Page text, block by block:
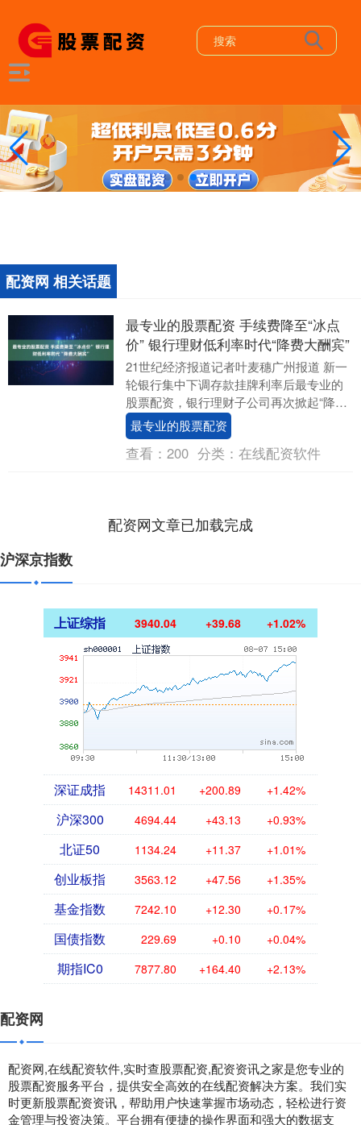
配资网 相关话题
最专业的股票配资 手续费降至“冰点
价” 银行理财低利率时代“降费大酬宾”
21世纪经济报道记者叶麦穗广州报道 新一
轮银行集中下调存款挂牌利率后最专业的
股票配资，银行理财子公司再次掀起“降费
大酬宾”的活动。近期，中银理财、交银理
财、招银....
最专业的股票配资
查看： 200 分类： 在线配资软件
配资网文章已加载完成
沪深京指数
上证综指 3940.04 +39.68 +1.02%
深证成指 14311.01 +200.89 +1.42%
沪深300 4694.44 +43.13 +0.93%
北证50 1134.24 +11.37 +1.01%
创业板指 3563.12 +47.56 +1.35%
基金指数 7242.10 +12.30 +0.17%
国债指数 229.69 +0.10 +0.04%
期指IC0 7877.80 +164.40 +2.13%
配资网
配资网,在线配资软件,实时查股票配资,配资资讯之家是您专业的
股票配资服务平台，提供安全高效的在线配资解决方案。我们实
时更新股票配资资讯，帮助用户快速掌握市场动态，轻松进行资
金管理与投资决策。平台拥有便捷的操作界面和强大的数据支